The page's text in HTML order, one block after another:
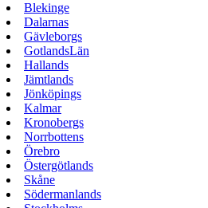
Blekinge
Dalarnas
Gävleborgs
GotlandsLän
Hallands
Jämtlands
Jönköpings
Kalmar
Kronobergs
Norrbottens
Örebro
Östergötlands
Skåne
Södermanlands